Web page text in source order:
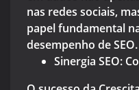
nas redes sociais,
papel fundamental
desempenho de SEO.
Sinergia SEO: